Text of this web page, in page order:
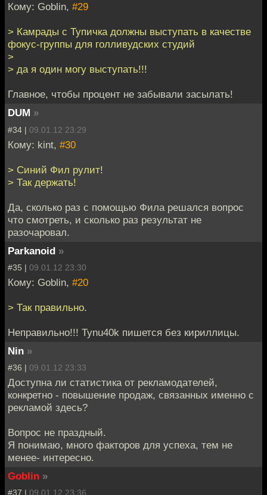
Кому: Goblin, #29
> Камрады с Тупичка должны выступать в качестве
фокус-группы для голливудских студий
>
> да я один могу выступать!!!
Главное, чтобы процент не забывали засылать!
DUM »
#34 | 09.01.12 23:29
Кому: kint, #30
> Синий Фил рулит!
> Так держать!
Да, сколько раз с помощью Фила решался вопрос
что смотреть, и сколько раз результат не
разочаровал.
Parkanoid »
#35 | 09.01.12 23:30
Кому: Goblin, #20
> Так правильно.
Неправильно!!! Tynu40k пишется без кириллицы.
Nin »
#36 | 09.01.12 23:33
Доступна ли статистика от рекламодателей,
конкретно - повышение продаж, связанных именно с
рекламой здесь?
Вопрос не праздный.
Я понимаю, много факторов для успеха, тем не
менее- интересно.
Goblin »
#37 | 09.01.12 23:36